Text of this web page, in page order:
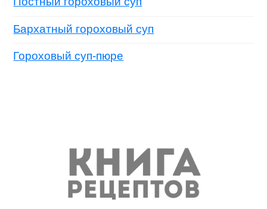
Бархатный гороховый суп
Гороховый суп-пюре